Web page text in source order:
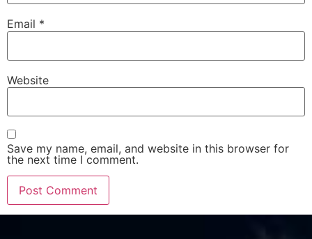
Email *
Website
Save my name, email, and website in this browser for
the next time I comment.